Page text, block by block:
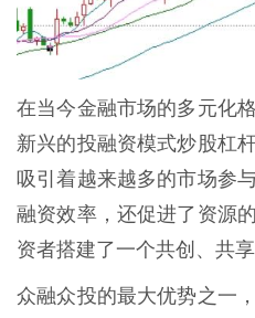
在当今金融市场的多元化
新兴的投融资模式炒股杠
吸引着越来越多的市场参
融资效率，还促进了资源
资者搭建了一个共创、共
众融众投的最大优势之一